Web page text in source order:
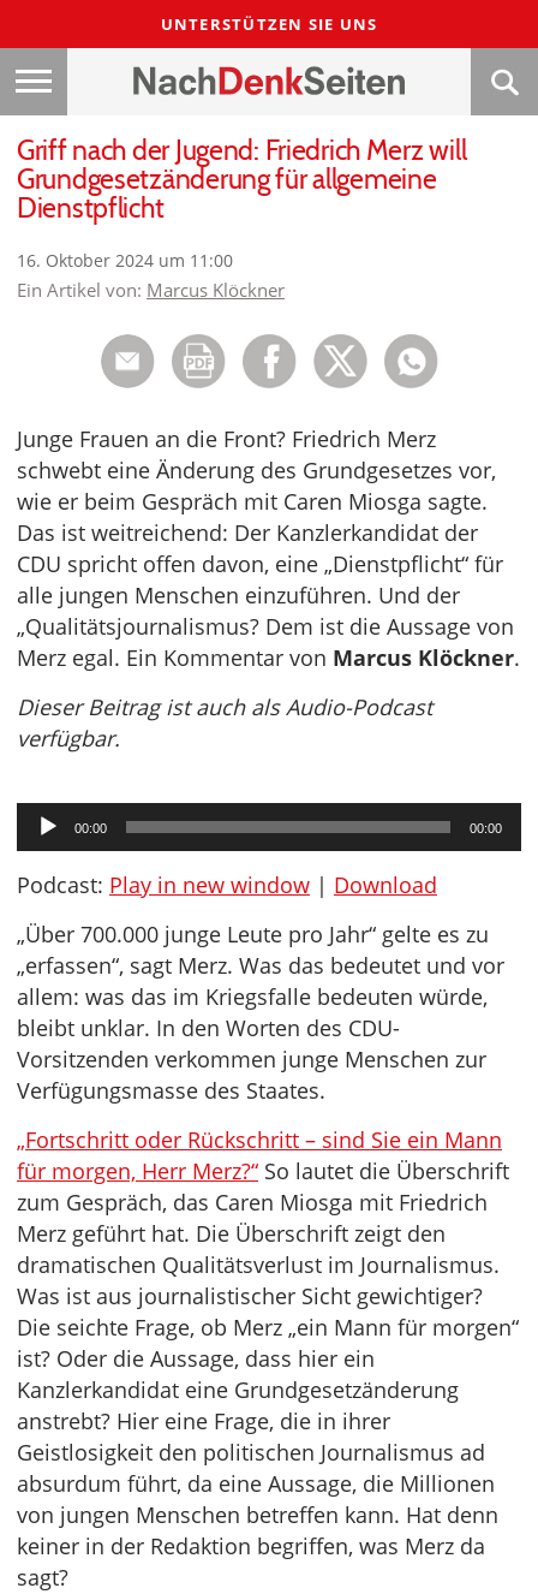
UNTERSTÜTZEN SIE UNS
Griff nach der Jugend: Friedrich Merz will
Grundgesetzänderung für allgemeine
Dienstpflicht
16. Oktober 2024 um 11:00
Ein Artikel von: Marcus Klöckner
Junge Frauen an die Front? Friedrich Merz
schwebt eine Änderung des Grundgesetzes vor,
wie er beim Gespräch mit Caren Miosga sagte.
Das ist weitreichend: Der Kanzlerkandidat der
CDU spricht offen davon, eine „Dienstpflicht“ für
alle jungen Menschen einzuführen. Und der
„Qualitätsjournalismus? Dem ist die Aussage von
Merz egal. Ein Kommentar von Marcus Klöckner.
Dieser Beitrag ist auch als Audio-Podcast
verfügbar.
Audio-
Player
00:00 00:00
Podcast: Play in new window | Download
„Über 700.000 junge Leute pro Jahr“ gelte es zu
„erfassen“, sagt Merz. Was das bedeutet und vor
allem: was das im Kriegsfalle bedeuten würde,
bleibt unklar. In den Worten des CDU-
Vorsitzenden verkommen junge Menschen zur
Verfügungsmasse des Staates.
„Fortschritt oder Rückschritt – sind Sie ein Mann
für morgen, Herr Merz?“ So lautet die Überschrift
zum Gespräch, das Caren Miosga mit Friedrich
Merz geführt hat. Die Überschrift zeigt den
dramatischen Qualitätsverlust im Journalismus.
Was ist aus journalistischer Sicht gewichtiger?
Die seichte Frage, ob Merz „ein Mann für morgen“
ist? Oder die Aussage, dass hier ein
Kanzlerkandidat eine Grundgesetzänderung
anstrebt? Hier eine Frage, die in ihrer
Geistlosigkeit den politischen Journalismus ad
absurdum führt, da eine Aussage, die Millionen
von jungen Menschen betreffen kann. Hat denn
keiner in der Redaktion begriffen, was Merz da
sagt?